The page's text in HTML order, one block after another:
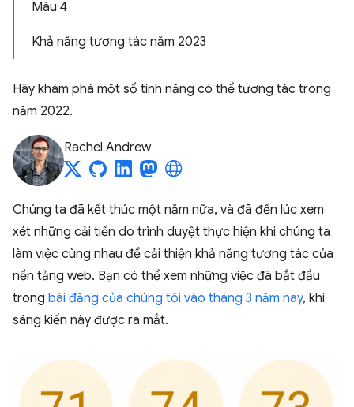
Màu 4
Khả năng tương tác năm 2023
Hãy khám phá một số tính năng có thể tương tác trong
năm 2022.
Rachel Andrew
Chúng ta đã kết thúc một năm nữa, và đã đến lúc xem
xét những cải tiến do trình duyệt thực hiện khi chúng ta
làm việc cùng nhau để cải thiện khả năng tương tác của
nền tảng web. Bạn có thể xem những việc đã bắt đầu
trong bài đăng của chúng tôi vào tháng 3 năm nay, khi
sáng kiến này được ra mắt.